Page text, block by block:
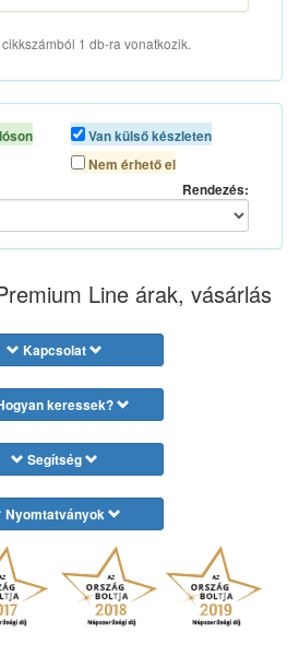
1 db-ra vonatkozik.
Van külső készleten
Nem érhető el
Rendezés:
Line árak, vásárlás
Kapcsolat
keressek?
Segítség
Nyomtatványok